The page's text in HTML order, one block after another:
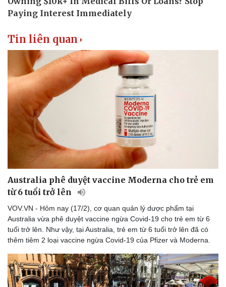
Vì cộng đồng
Chuyển đổi số
Tin liên quan
Australia phê duyệt vaccine Moderna cho trẻ em
từ 6 tuổi trở lên
VOV.VN - Hôm nay (17/2), cơ quan quản lý dược phẩm tại
Australia vừa phê duyệt vaccine ngừa Covid-19 cho trẻ em từ 6
tuổi trở lên. Như vậy, tại Australia, trẻ em từ 6 tuổi trở lên đã có
thêm tiêm 2 loại vaccine ngừa Covid-19 của Pfizer và Moderna.